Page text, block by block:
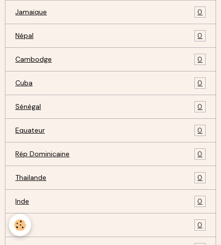
Jamaique 0
Népal 0
Cambodge 0
Cuba 0
Sénégal 0
Equateur 0
Rép Dominicaine 0
Thailande 0
Inde 0
Laos 0